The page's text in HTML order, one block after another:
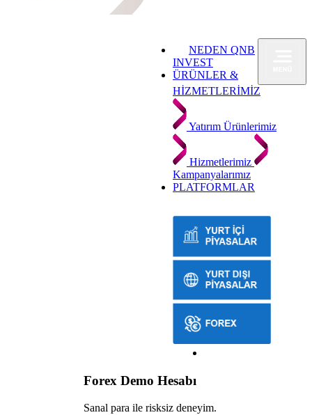
NEDEN QNB
INVEST
ÜRÜNLER &
HİZMETLERİMİZ
Yatırım Ürünlerimiz
Hizmetlerimiz
Kampanyalarımız
PLATFORMLAR
Forex Demo Hesabı
Sanal para ile risksiz deneyim.